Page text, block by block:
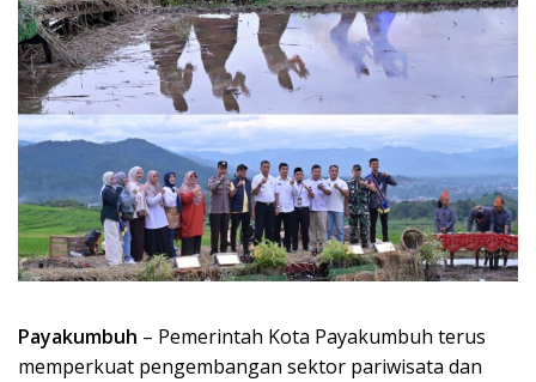
Payakumbuh – Pemerintah Kota Payakumbuh terus
memperkuat pengembangan sektor pariwisata dan